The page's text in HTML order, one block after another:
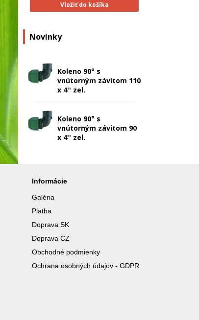
Vložiť do košíka
Novinky
Koleno 90° s
vnútorným závitom 110
x 4'' zel.
Koleno 90° s
vnútorným závitom 90
x 4'' zel.
Informácie
Galéria
Platba
Doprava SK
Doprava CZ
Obchodné podmienky
Ochrana osobných údajov - GDPR